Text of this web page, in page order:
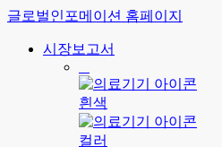
글로벌인포메이션 홈페이지
시장보고서